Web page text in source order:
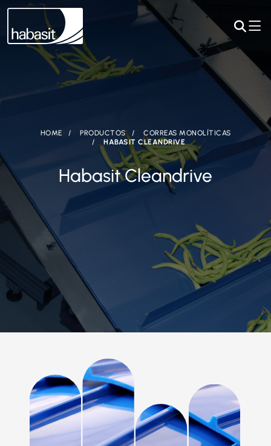
HOME PRODUCTOS
CORREAS MONOLÍTICAS
HABASIT CLEANDRIVE
Habasit Cleandrive